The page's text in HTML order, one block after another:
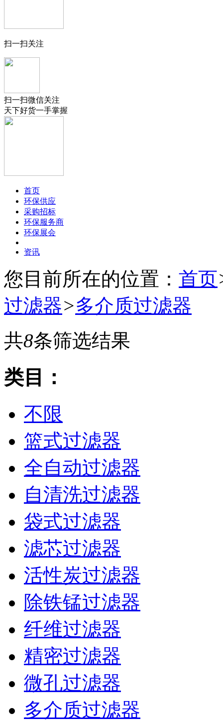
扫一扫关注
扫一扫微信关注
天下好货一手掌握
首页
环保供应
采购招标
环保服务商
环保展会
资讯
您目前所在的位置： 首页
过滤器>多介质过滤器
共8条筛选结果
类目：
不限
篮式过滤器
全自动过滤器
自清洗过滤器
袋式过滤器
滤芯过滤器
活性炭过滤器
除铁锰过滤器
纤维过滤器
精密过滤器
微孔过滤器
多介质过滤器